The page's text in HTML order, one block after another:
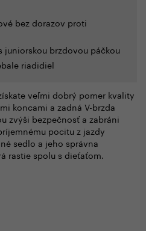
bez dorazov proti
juniorskou brzdovou páčkou
riadidiel
veľmi dobrý pomer kvality
koncami a zadná V-brzda
zvýši bezpečnosť a zabráni
pocitu z jazdy
sedlo a jeho správna
rastie spolu s dieťaťom.